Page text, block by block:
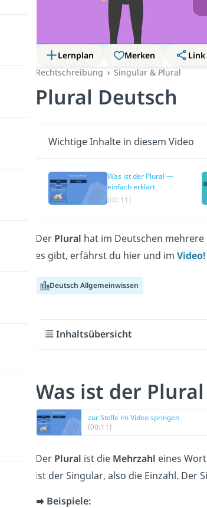
Lernplan Merken
Rechtschreibung
Singular & Plural
Plural Deutsch
Wichtige Inhalte in diesem Video
Was ist der Plural —
einfach erklärt
(00:11)
Der Plural hat im Deutschen
es gibt, erfährst du hier und im Video!
Deutsch Allgemeinwissen
Inhaltsübersicht
Was ist der
zur Stelle im Video springen
(00:11)
Der Plural ist die Mehrzahl eines
ist der Singular, also die Einzahl. Der
➡️ Beispiele: